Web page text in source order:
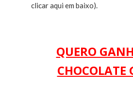
clicar aqui em baixo).
QUERO
CHOCOLATE